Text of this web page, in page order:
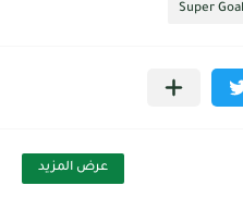
Super
عرض المزيد